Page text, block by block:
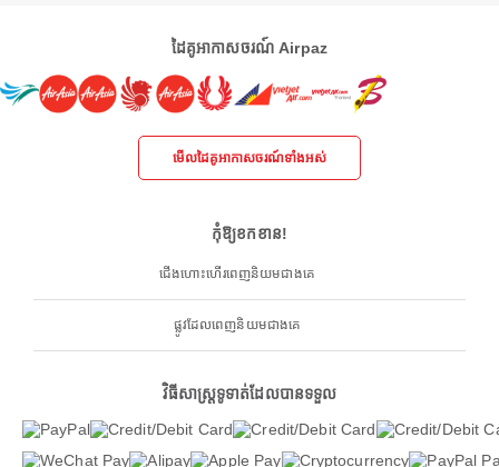
ដៃគូអាកាសចរណ៍ Airpaz
មើលដៃគូអាកាសចរណ៍ទាំងអស់
កុំឱ្យខកខាន!
ជើងហោះហើរពេញនិយមជាងគេ
ផ្លូវដែលពេញនិយមជាងគេ
វិធីសាស្ត្រទូទាត់ដែលបានទទួល